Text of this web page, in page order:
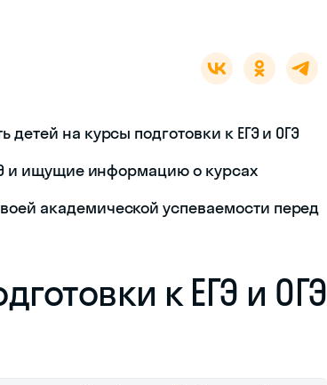
на курсы подготовки к ЕГЭ и ОГЭ
и ищущие информацию о курсах
академической успеваемости перед
к ЕГЭ и ОГЭ